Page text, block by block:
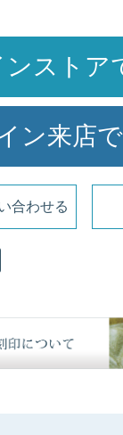
ストア
ン来店
合わせる